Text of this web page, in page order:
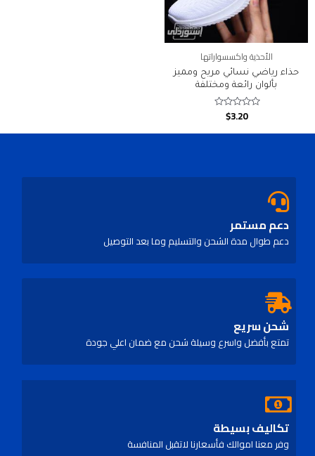
الأحذية واكسسواراتها
حذاء رياضي نسائي مريح ومميز
بألوان رائعة ومختلفة
Rated
$3.20
دعم مستمر
دعم طوال مدة الشحن والتسليم وما بعد التوصيل
شحن سريع
تمتع بأفضل واسرع وسيلة شحن مع ضمان اعلي جودة
تكاليف بسيطة
وفر معنا اموالك فأسعارنا لاتقبل المنافسة